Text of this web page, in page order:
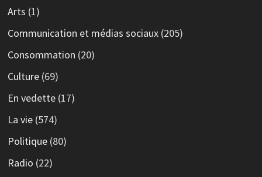
Arts (1)
Communication et médias sociaux(205)
Consommation (20)
Culture(69)
En vedette(17)
La vie(574)
Politique(80)
Radio (22)